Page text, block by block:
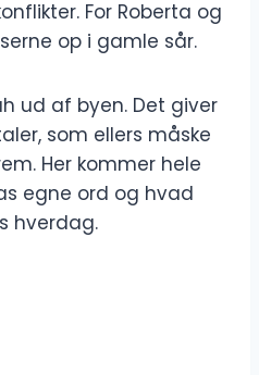
For Roberta og
op i gamle sår.
ud af byen. Det giver
som ellers måske
Her kommer hele
egne ord og hvad
hverdag.